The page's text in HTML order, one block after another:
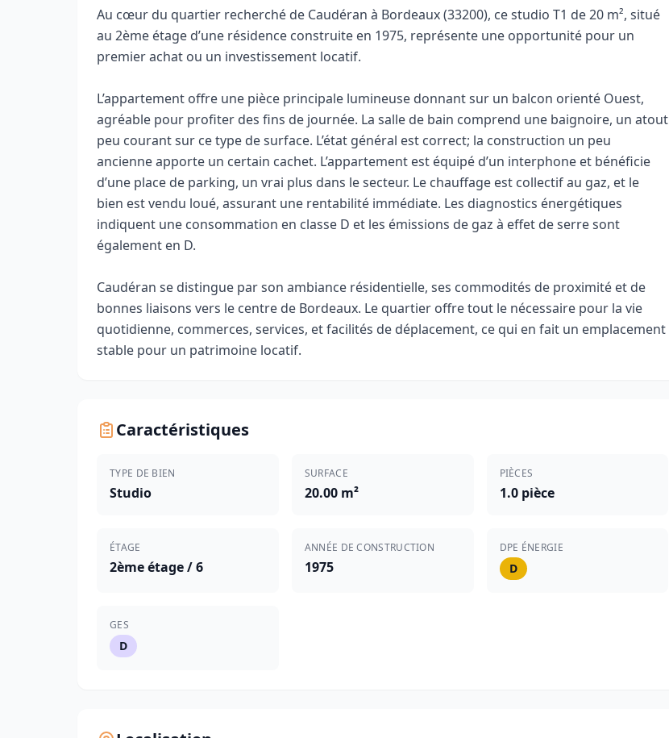
Au cœur du quartier recherché de Caudéran à Bordeaux (33200), ce studio T1 de 20 m², situé
au 2ème étage d’une résidence construite en 1975, représente une opportunité pour un
premier achat ou un investissement locatif.
L’appartement offre une pièce principale lumineuse donnant sur un balcon orienté Ouest,
agréable pour profiter des fins de journée. La salle de bain comprend une baignoire, un atout
peu courant sur ce type de surface. L’état général est correct; la construction un peu
ancienne apporte un certain cachet. L’appartement est équipé d’un interphone et bénéficie
d’une place de parking, un vrai plus dans le secteur. Le chauffage est collectif au gaz, et le
bien est vendu loué, assurant une rentabilité immédiate. Les diagnostics énergétiques
indiquent une consommation en classe D et les émissions de gaz à effet de serre sont
également en D.
Caudéran se distingue par son ambiance résidentielle, ses commodités de proximité et de
bonnes liaisons vers le centre de Bordeaux. Le quartier offre tout le nécessaire pour la vie
quotidienne, commerces, services, et facilités de déplacement, ce qui en fait un emplacement
stable pour un patrimoine locatif.
Caractéristiques
TYPE DE BIEN
Studio
SURFACE
20.00 m²
PIÈCES
1.0 pièce
ÉTAGE
2ème étage / 6
ANNÉE DE CONSTRUCTION
1975
DPE ÉNERGIE
D
GES
D